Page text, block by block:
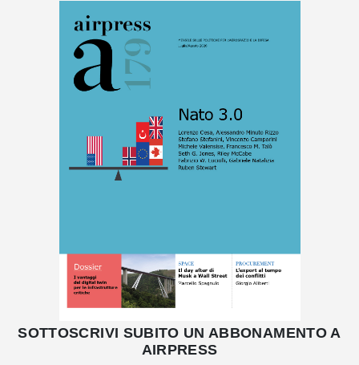
SOTTOSCRIVI SUBITO UN ABBONAMENTO A
AIRPRESS